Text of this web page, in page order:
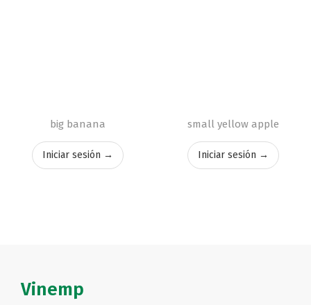
big banana
Iniciar sesión →
small yellow apple
Iniciar sesión →
Vinemp